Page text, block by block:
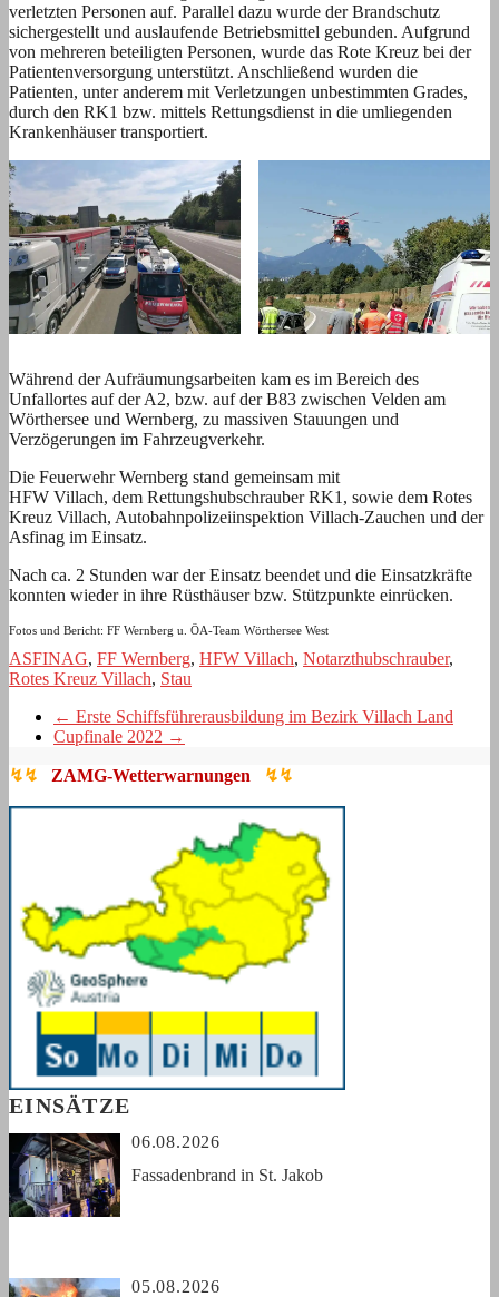
verletzten Personen auf. Parallel dazu wurde der Brandschutz
sichergestellt und auslaufende Betriebsmittel gebunden. Aufgrund
von mehreren beteiligten Personen, wurde das Rote Kreuz bei der
Patientenversorgung unterstützt. Anschließend wurden die
Patienten, unter anderem mit Verletzungen unbestimmten Grades,
durch den RK1 bzw. mittels Rettungsdienst in die umliegenden
Krankenhäuser transportiert.
Während der Aufräumungsarbeiten kam es im Bereich des
Unfallortes auf der A2, bzw. auf der B83 zwischen Velden am
Wörthersee und Wernberg, zu massiven Stauungen und
Verzögerungen im Fahrzeugverkehr.
Die Feuerwehr Wernberg stand gemeinsam mit
HFW Villach, dem Rettungshubschrauber RK1, sowie dem Rotes
Kreuz Villach, Autobahnpolizeiinspektion Villach-Zauchen und der
Asfinag im Einsatz.
Nach ca. 2 Stunden war der Einsatz beendet und die Einsatzkräfte
konnten wieder in ihre Rüsthäuser bzw. Stützpunkte einrücken.
Fotos und Bericht: FF Wernberg u. ÖA-Team Wörthersee West
ASFINAG, FF Wernberg, HFW Villach, Notarzthubschrauber,
Rotes Kreuz Villach, Stau
← Erste Schiffsführerausbildung im Bezirk Villach Land
Cupfinale 2022 →
↯↯ ZAMG-Wetterwarnungen ↯↯
EINSÄTZE
06.08.2026
Fassadenbrand in St. Jakob
05.08.2026